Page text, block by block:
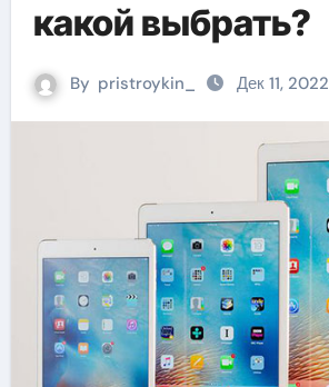
какой выбрать?
By pristroykin_ Дек 11, 2022